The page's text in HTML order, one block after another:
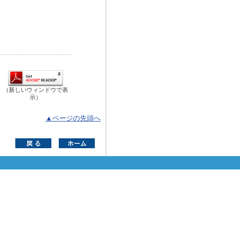
（新しいウィンドウで表
示）
▲ページの先頭へ